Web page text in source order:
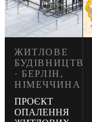
ЖИТЛОВЕ
БУДІВНИЦТВО
· БЕРЛІН,
НІМЕЧЧИНА
ПРОЄКТ
ОПАЛЕННЯ